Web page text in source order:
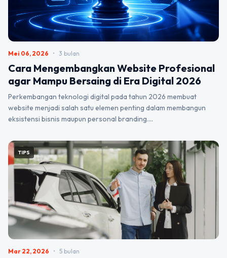
Mei 06, 2026 • 3 bulan
Cara Mengembangkan Website Profesional
agar Mampu Bersaing di Era Digital 2026
Perkembangan teknologi digital pada tahun 2026 membuat
website menjadi salah satu elemen penting dalam membangun
eksistensi bisnis maupun personal branding.…
TIPS
Mar 22, 2026 • 5 bulan